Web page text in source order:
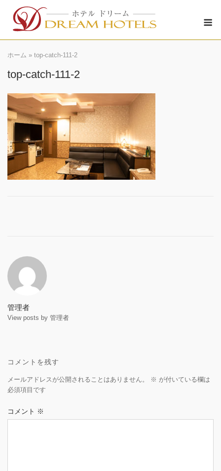
content
ホーム » top-catch-111-2
top-catch-111-2
管理者
View posts by 管理者
コメントを残す
メールアドレスが公開されることはありません。 ※ が付いている欄は
必須項目です
コメント ※